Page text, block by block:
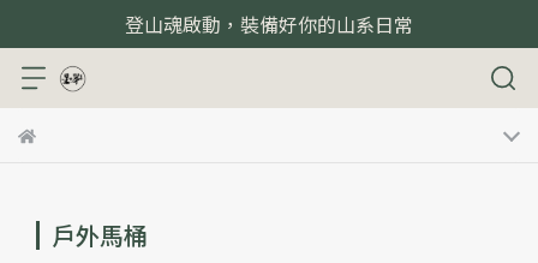
登山魂啟動，裝備好你的山系日常
戶外馬桶